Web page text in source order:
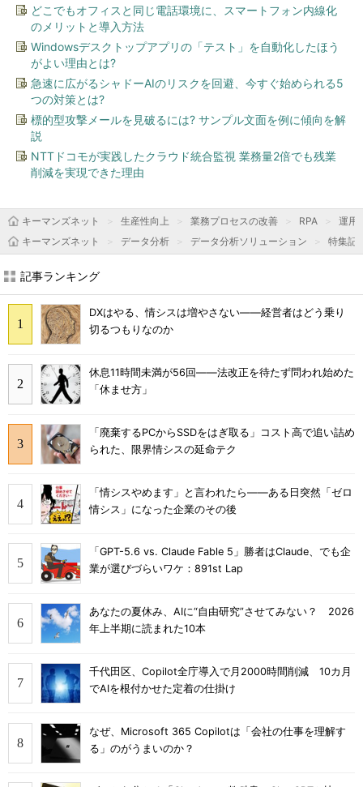
どこでもオフィスと同じ電話環境に、スマートフォン内線化
のメリットと導入方法
Windowsデスクトップアプリの「テスト」を自動化したほう
がよい理由とは?
急速に広がるシャドーAIのリスクを回避、今すぐ始められる5
つの対策とは?
標的型攻撃メールを見破るには? サンプル文面を例に傾向を解
説
NTTドコモが実践したクラウド統合監視 業務量2倍でも残業
削減を実現できた理由
キーマンズネット 生産性向上 業務プロセスの改善 RPA
運用
キーマンズネット
データ分析 データ分析ソリューション 特集記
記事ランキング
DXはやる、情シスは増やさない――経営者はどう乗り
切るつもりなのか
休息11時間未満が56回――法改正を待たず問われ始めた
「休ませ方」
「廃棄するPCからSSDをはぎ取る」コスト高で追い詰め
られた、限界情シスの延命テク
「情シスやめます」と言われたら――ある日突然「ゼロ
情シス」になった企業のその後
「GPT-5.6 vs. Claude Fable 5」勝者はClaude、でも企
業が選びづらいワケ：891st Lap
あなたの夏休み、AIに“自由研究”させてみない？ 2026
年上半期に読まれた10本
千代田区、Copilot全庁導入で月2000時間削減 10カ月
でAIを根付かせた定着の仕掛け
なぜ、Microsoft 365 Copilotは「会社の仕事を理解す
る」のがうまいのか？